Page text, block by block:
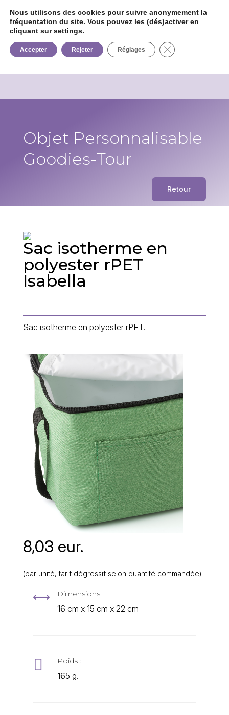
 
Objet Personnalisable
Goodies-Tour
Retour
8,03 eur.
(par unité, tarif dégressif selon quantité commandée)
Sac isotherme en
polyester rPET
Isabella
Sac isotherme en polyester rPET.
, Dimensions :
16 cm x 15 cm x 22 cm
 Poids :
165 g.
Nous utilisons des cookies pour suivre anonymement la
fréquentation du site. Vous pouvez les (dés)activer en
cliquant sursettings.
Accepter Rejeter Réglages Fermer la